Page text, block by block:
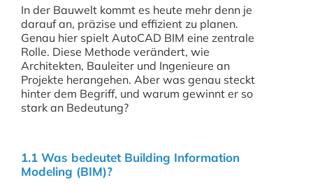
In der Bauwelt kommt es heute mehr denn je
darauf an, präzise und effizient zu planen.
Genau hier spielt AutoCAD BIM eine zentrale
Rolle. Diese Methode verändert, wie
Architekten, Bauleiter und Ingenieure an
Projekte herangehen. Aber was genau steckt
hinter dem Begriff, und warum gewinnt er so
stark an Bedeutung?
1.1 Was bedeutet Building Information
Modeling (BIM)?